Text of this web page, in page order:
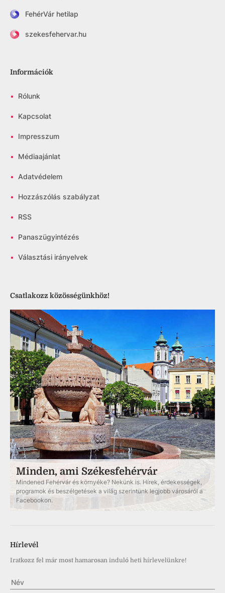
FehérVár hetilap
szekesfehervar.hu
Információk
• Rólunk
• Kapcsolat
• Impresszum
• Médiaajánlat
• Adatvédelem
• Hozzászólás szabályzat
• RSS
• Panaszügyintézés
• Választási irányelvek
Csatlakozz közösségünkhöz!
Minden, ami Székesfehérvár
Mindened Fehérvár és környéke? Nekünk is. Hírek, érdekességek,
programok és beszélgetések a világ szerintünk legjobb városáról a
Facebookon.
Hírlevél
Iratkozz fel már most hamarosan induló heti hírlevelünkre!